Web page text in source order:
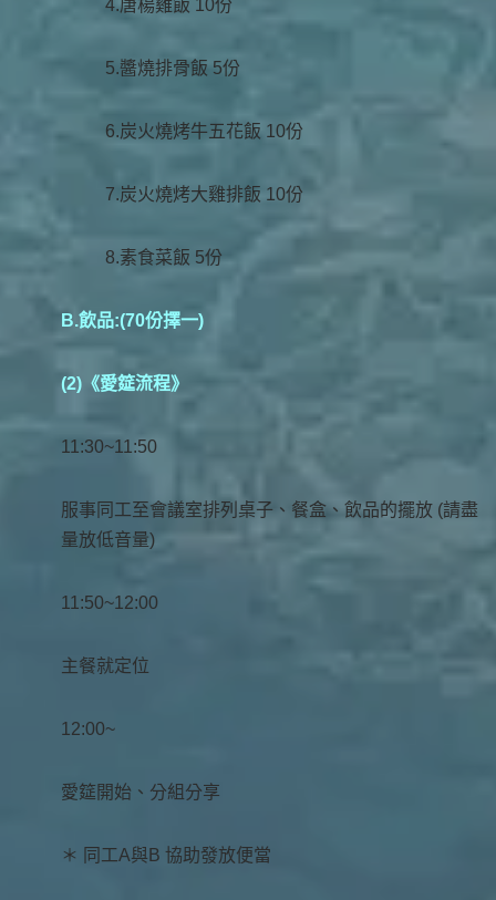
4.唐楊雞飯 10份
5.醬燒排骨飯 5份
6.炭火燒烤牛五花飯 10份
7.炭火燒烤大雞排飯 10份
8.素食菜飯 5份
B.飲品:(70份擇一)
(2)《愛筵流程》
11:30~11:50
服事同工至會議室排列桌子、餐盒、飲品的擺放 (請盡
量放低音量)
11:50~12:00
主餐就定位
12:00~
愛筵開始、分組分享
＊ 同工A與B 協助發放便當